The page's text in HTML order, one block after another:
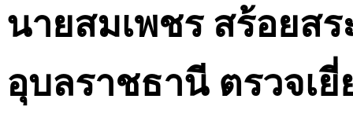
นายสมเพชร สร้อยส
อุบลราชธานี ตรวจเ